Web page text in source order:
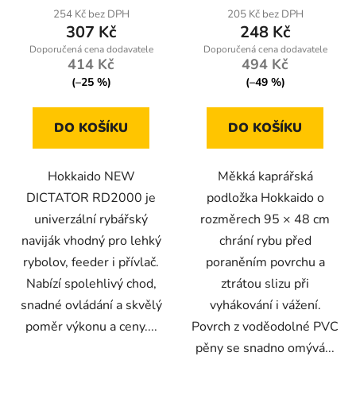
produktu
je
5,0
z
hvězdiček.
254 Kč bez DPH
307 Kč
414 Kč
(–25 %)
DO KOŠÍKU
Hokkaido NEW
DICTATOR RD2000 je
univerzální rybářský
naviják vhodný pro lehký
rybolov, feeder i přívlač.
Nabízí spolehlivý chod,
snadné ovládání a skvělý
poměr výkonu a ceny....
205 Kč bez DPH
248 Kč
494 Kč
(–49 %)
DO KOŠÍKU
Měkká kaprářská
podložka Hokkaido o
rozměrech 95 × 48 cm
chrání rybu před
poraněním povrchu a
ztrátou slizu při
vyhákování i vážení.
Povrch z voděodolné PVC
pěny se snadno omývá...